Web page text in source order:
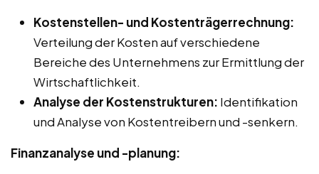
Kostenstellen- und Kostenträgerrechnung:
Verteilung der Kosten auf verschiedene
Bereiche des Unternehmens zur Ermittlung der
Wirtschaftlichkeit.
Analyse der Kostenstrukturen: Identifikation
und Analyse von Kostentreibern und -senkern.
Finanzanalyse und -planung: